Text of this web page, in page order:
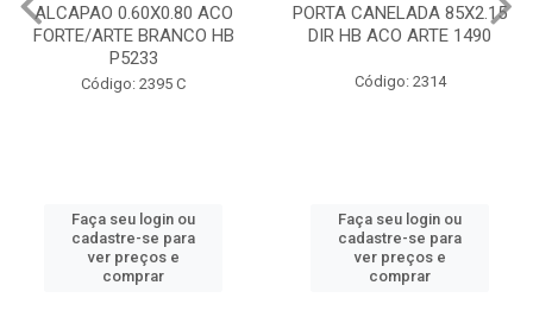
ALCAPAO 0.60X0.80 ACO
FORTE/ARTE BRANCO HB
P5233
Código: 2395 C
Faça seu login ou
cadastre-se para
ver preços e
comprar
PORTA CANELADA 85X2.15
DIR HB ACO ARTE 1490
Código: 2314
Faça seu login ou
cadastre-se para
ver preços e
comprar